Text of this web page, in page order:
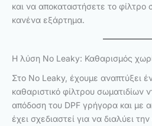
και να αποκαταστήσετε το
κανένα εξάρτημα.
Η λύση No Leaky: Καθαρισμός
Στο No Leaky, έχουμε αναπτύξει
καθαριστικό φίλτρου σωματιδίων
απόδοση του DPF γρήγορα και με
έχει σχεδιαστεί για να διαλύει την